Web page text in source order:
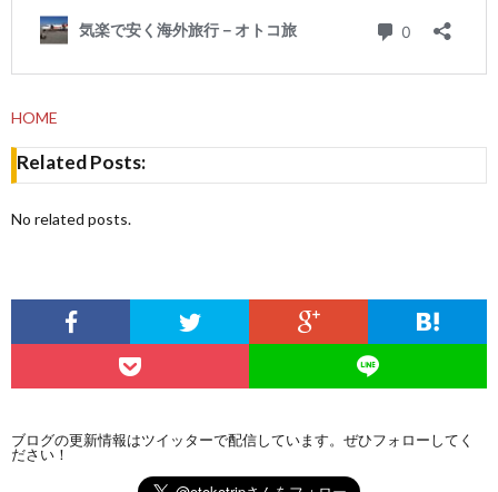
HOME
Related Posts:
No related posts.
ブログの更新情報はツイッターで配信しています。ぜひフォローしてく
ださい！